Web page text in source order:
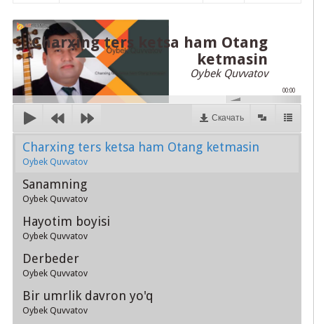
Charxing ters ketsa ham Otang
ketmasin
Oybek Quvvatov
00:00
Скачать
Charxing ters ketsa ham Otang ketmasin
Oybek Quvvatov
Sanamning
Oybek Quvvatov
Hayotim boyisi
Oybek Quvvatov
Derbeder
Oybek Quvvatov
Bir umrlik davron yo'q
Oybek Quvvatov